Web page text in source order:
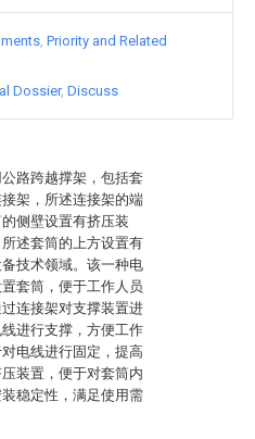
路跨越撑架，包括套
架，所述连接架的端
侧壁设置有挤压装
述套筒的上方设置有
技术领域。该一种电
套筒，便于工作人员
连接架对支撑装置进
进行支撑，方便工作
电线进行固定，提高
装置，便于对套筒内
稳定性，满足使用需
Priority and Related
Dossier Discuss